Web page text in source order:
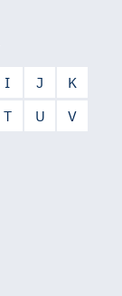
I J
K
T U
V